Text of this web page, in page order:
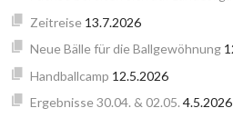
Zeitreise 13.7.2026
Neue Bälle für die Ballgewöhnung
Handballcamp 12.5.2026
Ergebnisse 30.04. & 02.05. 4.5.2026